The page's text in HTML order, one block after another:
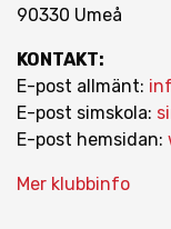
90330 Umeå
KONTAKT:
E-post allmänt:
E-post simskola:
E-post hemsidan:
Mer klubbinfo